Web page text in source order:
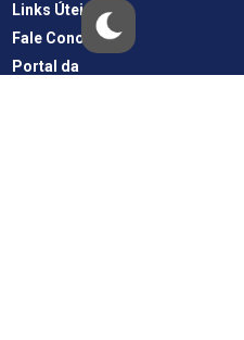
Links Úteis
Fale Conosco
Portal da